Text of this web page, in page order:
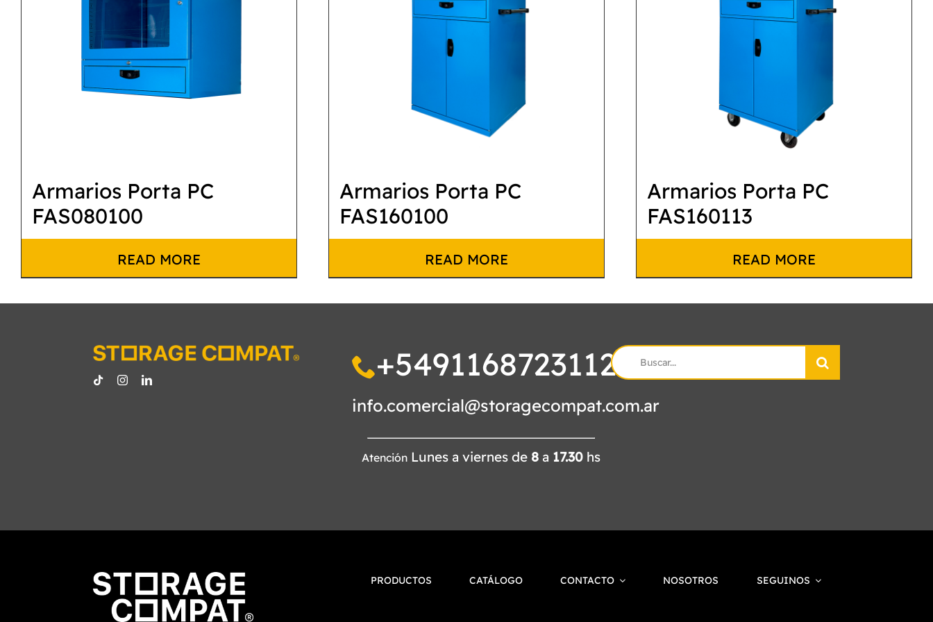
Armarios Porta PC
FAS080100
READ MORE
Armarios Porta PC
FAS160100
READ MORE
Armarios Porta PC
FAS160113
READ MORE
+5491168723112
info.comercial@storagecompat.com.ar
Atención Lunes a viernes de 8 a 17.30 hs
Search
for:
PRODUCTOS CATÁLOGO CONTACTO NOSOTROS SEGUINOS